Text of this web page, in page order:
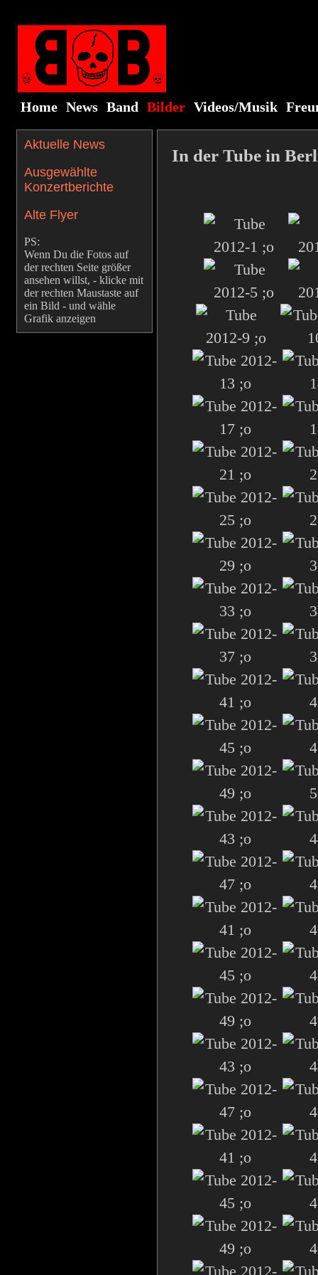
Home News Band Bilder Videos/Musik
Aktuelle News
Ausgewählte
Konzertberichte
Alte Flyer
PS:
Wenn Du die Fotos auf
der rechten Seite größer
ansehen willst, - klicke mit
der rechten Maustaste auf
ein Bild - und wähle
Grafik anzeigen
In der Tube in